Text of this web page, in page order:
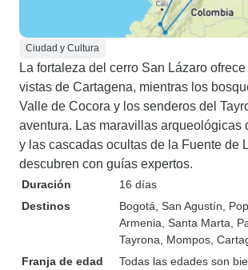
Ciudad y Cultura
La fortaleza del cerro San Lázaro
vistas de Cartagena, mientras los
Valle de Cocora y los senderos del
aventura. Las maravillas arqueológicas
y las cascadas ocultas de la Fuente de
descubren con guías expertos.
Duración
16 días
Destinos
Bogotá , San Agustín ,
Armenia , Santa Marta ,
Tayrona , Mompos ,
Franja de edad
Todas las edades son